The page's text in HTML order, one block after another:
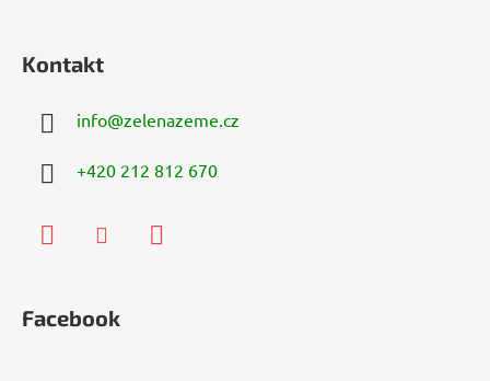
Kontakt
info@zelenazeme.cz
+420 212 812 670
Facebook